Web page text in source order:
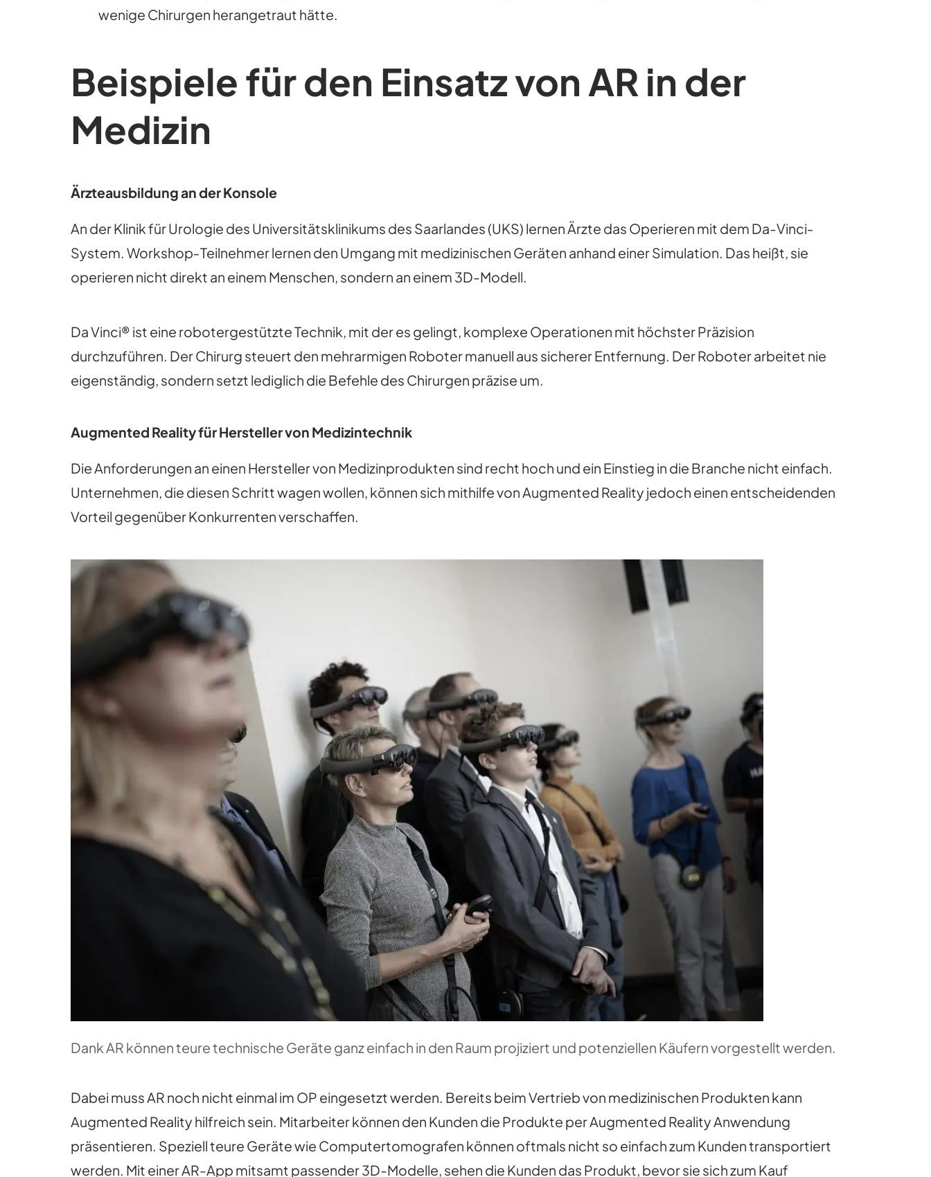
wenige Chirurgen herangetraut hätte.
Beispiele für den Einsatz von AR in der
Medizin
Ärzteausbildung an der Konsole
An der Klinik für Urologie des Universitätsklinikums des Saarlandes (UKS) lernen Ärzte das Operieren mit dem Da-Vinci‐
System. Workshop‐Teilnehmer lernen den Umgang mit medizinischen Geräten anhand einer Simulation. Das heißt, sie
operieren nicht direkt an einem Menschen, sondern an einem 3D-Modell.
Da Vinci® ist eine robotergestützte Technik, mit der es gelingt, komplexe Operationen mit höchster Präzision
durchzuführen. Der Chirurg steuert den mehrarmigen Roboter manuell aus sicherer Entfernung. Der Roboter arbeitet nie
eigenständig, sondern setzt lediglich die Befehle des Chirurgen präzise um.
Augmented Reality für Hersteller von Medizintechnik
Die Anforderungen an einen Hersteller von Medizinprodukten sind recht hoch und ein Einstieg in die Branche nicht einfach.
Unternehmen, die diesen Schritt wagen wollen, können sich mithilfe von Augmented Reality jedoch einen entscheidenden
Vorteil gegenüber Konkurrenten verschaffen.
Dank AR können teure technische Geräte ganz einfach in den Raum projiziert und potenziellen Käufern vorgestellt werden.
Dabei muss AR noch nicht einmal im OP eingesetzt werden. Bereits beim Vertrieb von medizinischen Produkten kann
Augmented Reality hilfreich sein. Mitarbeiter können den Kunden die Produkte per Augmented Reality Anwendung
präsentieren. Speziell teure Geräte wie Computertomografen können oftmals nicht so einfach zum Kunden transportiert
werden. Mit einer AR-App mitsamt passender 3D-Modelle, sehen die Kunden das Produkt, bevor sie sich zum Kauf